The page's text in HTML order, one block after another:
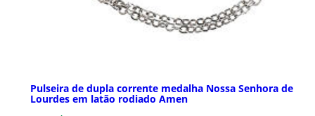
Pulseira de dupla corrente medalha Nossa Senhora de
Lourdes em latão rodiado Amen